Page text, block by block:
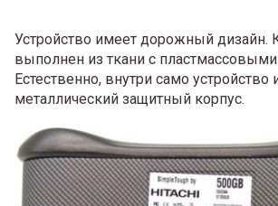
Устройство имеет дорожный дизайн.
выполнен из ткани с
Естественно, внутри само устройство
металлический защитный корпус.